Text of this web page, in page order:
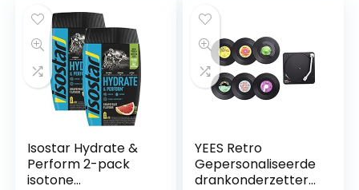
Isostar Hydrate &
Perform 2-pack
isotone
YEES Retro
Gepersonaliseerde
drankonderzetters,